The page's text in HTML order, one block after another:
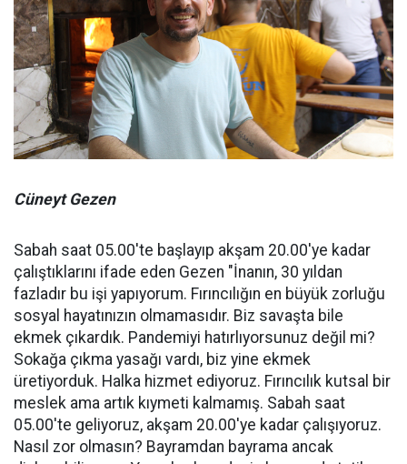
Cüneyt Gezen
Sabah saat 05.00'te başlayıp akşam 20.00'ye kadar
çalıştıklarını ifade eden Gezen "İnanın, 30 yıldan
fazladır bu işi yapıyorum. Fırıncılığın en büyük zorluğu
sosyal hayatınızın olmamasıdır. Biz savaşta bile
ekmek çıkardık. Pandemiyi hatırlıyorsunuz değil mi?
Sokağa çıkma yasağı vardı, biz yine ekmek
üretiyorduk. Halka hizmet ediyoruz. Fırıncılık kutsal bir
meslek ama artık kıymeti kalmamış. Sabah saat
05.00'te geliyoruz, akşam 20.00'ye kadar çalışıyoruz.
Nasıl zor olmasın? Bayramdan bayrama ancak